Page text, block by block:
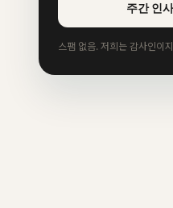
주간 인
스팸 없음. 저희는 감사인이